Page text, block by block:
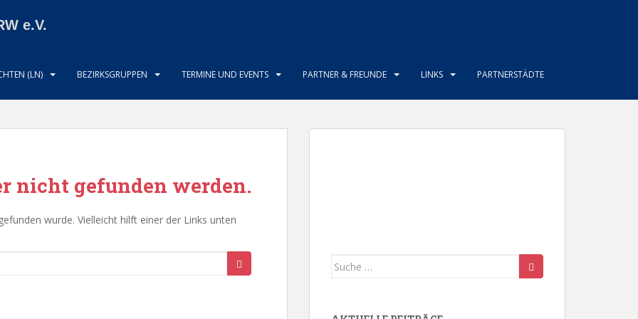
e.V.
(LN) BEZIRKSGRUPPEN TERMINE UND EVENTS PARTNER & FREUNDE LINKS PARTNERSTÄDTE
nicht gefunden werden.
wurde. Vielleicht hilft einer der Links unten
Suche